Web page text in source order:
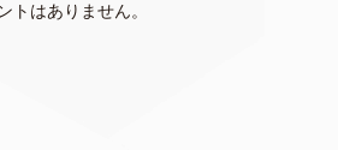
トはありません。